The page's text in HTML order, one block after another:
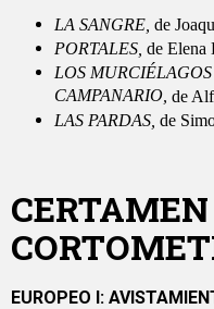
LA SANGRE, de
PORTALES, de Elena
LOS
CAMPANARIO, de
LAS PARDAS, de
EUROPEO I: